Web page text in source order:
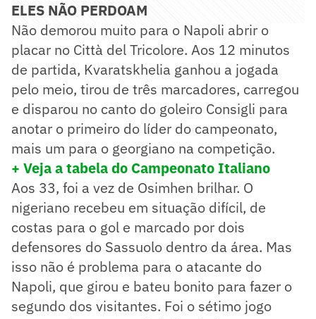
ELES NÃO PERDOAM
Não demorou muito para o Napoli abrir o
placar no Città del Tricolore. Aos 12 minutos
de partida, Kvaratskhelia ganhou a jogada
pelo meio, tirou de três marcadores, carregou
e disparou no canto do goleiro Consigli para
anotar o primeiro do líder do campeonato,
mais um para o georgiano na competição.
+ Veja a tabela do Campeonato Italiano
Aos 33, foi a vez de Osimhen brilhar. O
nigeriano recebeu em situação difícil, de
costas para o gol e marcado por dois
defensores do Sassuolo dentro da área. Mas
isso não é problema para o atacante do
Napoli, que girou e bateu bonito para fazer o
segundo dos visitantes. Foi o sétimo jogo